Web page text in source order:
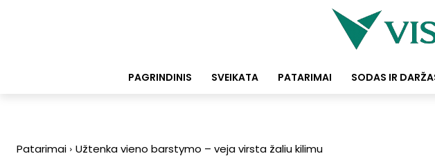
PAGRINDINIS SVEIKATA PATARIMAI SODAS IR
Patarimai Užtenka vieno barstymo – veja virsta žaliu kilimu